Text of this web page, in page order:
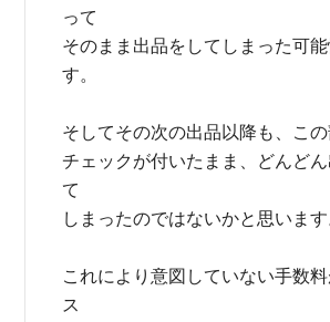
って
そのまま出品をしてしまった可
す。
そしてその次の出品以降も、こ
チェックが付いたまま、どんど
て
しまったのではないかと思います
これにより意図していない手数
ス